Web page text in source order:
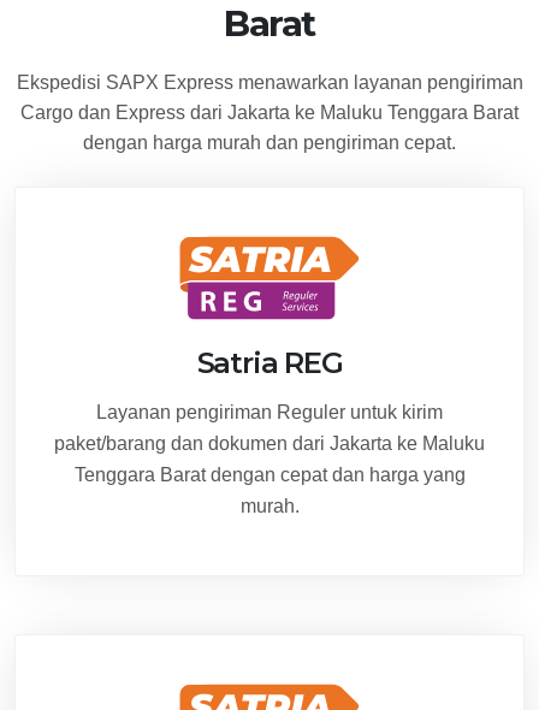
Barat
Ekspedisi SAPX Express menawarkan layanan pengiriman
Cargo dan Express dari Jakarta ke Maluku Tenggara Barat
dengan harga murah dan pengiriman cepat.
Satria REG
Layanan pengiriman Reguler untuk kirim
paket/barang dan dokumen dari Jakarta ke Maluku
Tenggara Barat dengan cepat dan harga yang
murah.